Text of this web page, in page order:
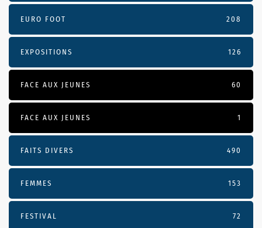
EURO FOOT 208
EXPOSITIONS 126
FACE AUX JEUNES 60
FACE AUX JEUNES 1
FAITS DIVERS 490
FEMMES 153
FESTIVAL 72